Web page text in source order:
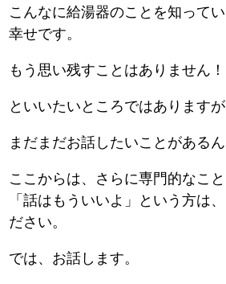
こんなに給湯器のことを知ってい
幸せです。
もう思い残すことはありません！
といいたいところではありますが
まだまだお話したいことがあるん
ここからは、さらに専門的なこと
「話はもういいよ」という方は
ださい。
では、お話します。